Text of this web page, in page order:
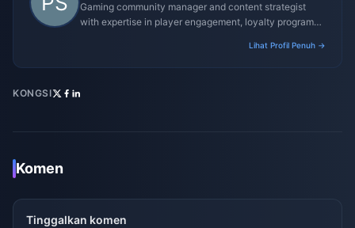
Gaming community manager and content strategist
with expertise in player engagement, loyalty programs,
Lihat Profil Penuh →
KONGSI
Komen
Tinggalkan komen